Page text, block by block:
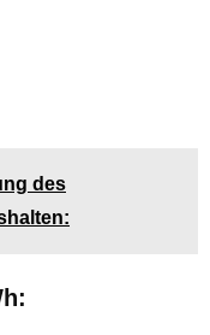
des